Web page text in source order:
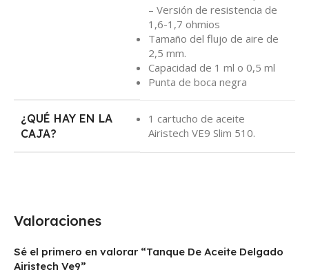
– Versión de resistencia de
1,6-1,7 ohmios
Tamaño del flujo de aire de
2,5 mm.
Capacidad de 1 ml o 0,5 ml
Punta de boca negra
¿QUÉ HAY EN LA
CAJA?
1 cartucho de aceite
Airistech VE9 Slim 510.
Valoraciones
Sé el primero en valorar “Tanque De Aceite Delgado
Airistech Ve9”